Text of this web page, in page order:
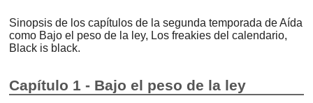
Sinopsis de los capítulos de la segunda temporada de Aída
como Bajo el peso de la ley, Los freakies del calendario,
Black is black.
Capítulo 1 - Bajo el peso de la ley